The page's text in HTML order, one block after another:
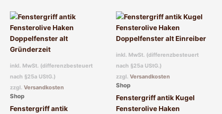
inkl. MwSt. (differenzbesteuert
nach §25a UStG.)
zzgl. Versandkosten
Shop
Fenstergriff antik
inkl. MwSt. (differenzbesteuert
nach §25a UStG.)
zzgl. Versandkosten
Shop
Fenstergriff antik Kugel
Fensterolive Haken